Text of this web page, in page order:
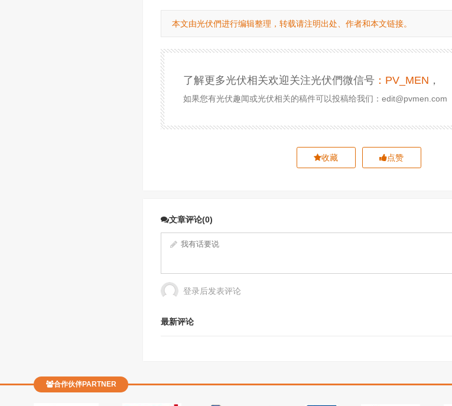
本文由光伏們进行编辑整理，转载请注明出处、作者和本文链接。
了解更多光伏相关欢迎关注光伏們微信号 ：PV_MEN ，
如果您有光伏趣闻或光伏相关的稿件可以投稿给我们：edit@pvmen.com
收藏 点赞
文章评论(0)
登录后发表评论
最新评论
合作伙伴PARTNER